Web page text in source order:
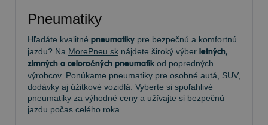
Pneumatiky
Hľadáte kvalitné pneumatiky pre bezpečnú a komfortnú
jazdu? Na MorePneu.sk nájdete široký výber letných,
zimných a celoročných pneumatík od popredných
výrobcov. Ponúkame pneumatiky pre osobné autá, SUV,
dodávky aj úžitkové vozidlá. Vyberte si spoľahlivé
pneumatiky za výhodné ceny a užívajte si bezpečnú
jazdu počas celého roka.